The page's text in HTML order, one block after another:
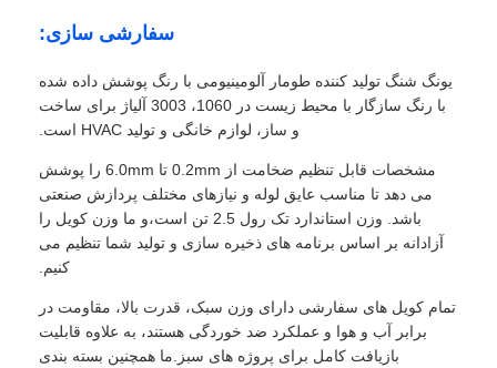
سفارشی سازی:
یونگ شنگ تولید کننده طومار آلومینیومی با رنگ پوشش داده شده
با رنگ سازگار با محیط زیست در 1060، 3003 آلیاژ برای ساخت
و ساز، لوازم خانگی و تولید HVAC است.
مشخصات قابل تنظیم ضخامت از 0.2mm تا 6.0mm را پوشش
می دهد تا مناسب عایق لوله و نیازهای مختلف پردازش صنعتی
باشد. وزن استاندارد تک رول 2.5 تن است،و ما وزن کویل را
آزادانه بر اساس برنامه های ذخیره سازی و تولید شما تنظیم می
کنیم.
تمام کویل های سفارشی دارای وزن سبک، قدرت بالا، مقاومت در
برابر آب و هوا و عملکرد ضد خوردگی هستند، به علاوه قابلیت
بازیافت کامل برای پروژه های سبز.ما همچنین بسته بندی